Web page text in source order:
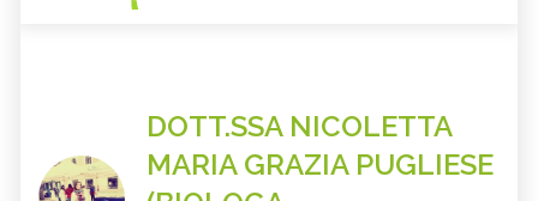
DOTT.SSA NICOLETTA
MARIA GRAZIA PUGLIESE